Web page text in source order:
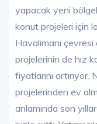
yapacak yeni
konut projeleri için
Havalimanı
projelerinin de hız
fiyatlarını
projelerinden ev
anlamında son